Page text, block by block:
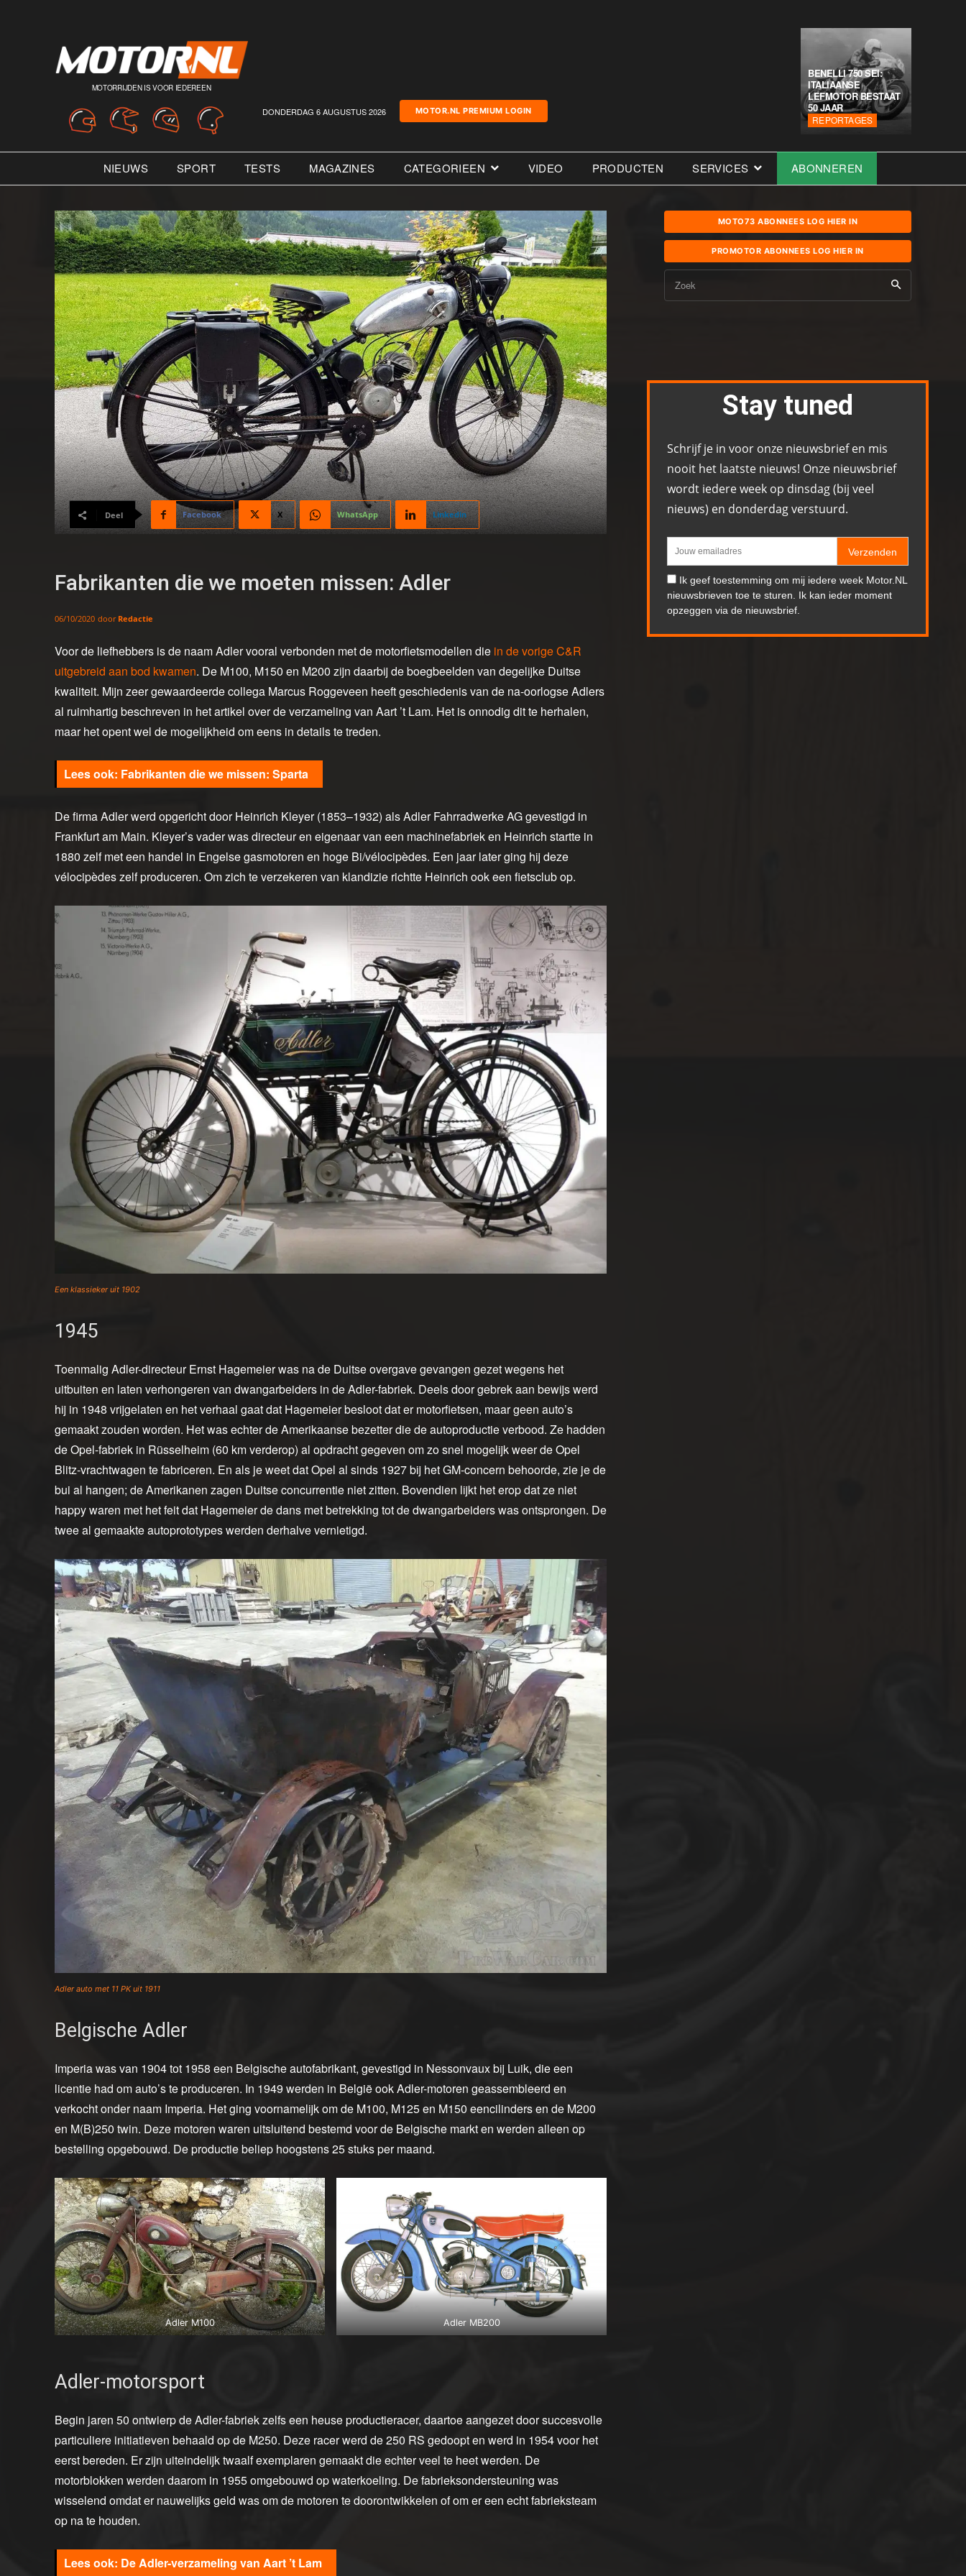
MOTORRIJDEN IS VOOR IEDEREEN
DONDERDAG 6 AUGUSTUS 2026 MOTOR.NL PREMIUM LOGIN
BENELLI 750 SEI:
ITALIAANSE
LEFMOTOR BESTAAT
50 JAAR
REPORTAGES
NIEUWS SPORT TESTS MAGAZINES CATEGORIEEN VIDEO PRODUCTEN SERVICES ABONNEREN
Deel Facebook X WhatsApp Linkedin
Fabrikanten die we moeten missen: Adler
06/10/2020 door Redactie
Voor de liefhebbers is de naam Adler vooral verbonden met de motorfietsmodellen die in de vorige C&R
uitgebreid aan bod kwamen. De M100, M150 en M200 zijn daarbij de boegbeelden van degelijke Duitse
kwaliteit. Mijn zeer gewaardeerde collega Marcus Roggeveen heeft geschiedenis van de na-oorlogse Adlers
al ruimhartig beschreven in het artikel over de verzameling van Aart ’t Lam. Het is onnodig dit te herhalen,
maar het opent wel de mogelijkheid om eens in details te treden.
Fabrikanten die we missen: Sparta
De firma Adler werd opgericht door Heinrich Kleyer (1853–1932) als Adler Fahrradwerke AG gevestigd in
Frankfurt am Main. Kleyer’s vader was directeur en eigenaar van een machinefabriek en Heinrich startte in
1880 zelf met een handel in Engelse gasmotoren en hoge Bi/vélocipèdes. Een jaar later ging hij deze
vélocipèdes zelf produceren. Om zich te verzekeren van klandizie richtte Heinrich ook een fietsclub op.
Een klassieker uit 1902
1945
Toenmalig Adler-directeur Ernst Hagemeier was na de Duitse overgave gevangen gezet wegens het
uitbuiten en laten verhongeren van dwangarbeiders in de Adler-fabriek. Deels door gebrek aan bewijs werd
hij in 1948 vrijgelaten en het verhaal gaat dat Hagemeier besloot dat er motorfietsen, maar geen auto’s
gemaakt zouden worden. Het was echter de Amerikaanse bezetter die de autoproductie verbood. Ze hadden
de Opel-fabriek in Rüsselheim (60 km verderop) al opdracht gegeven om zo snel mogelijk weer de Opel
Blitz-vrachtwagen te fabriceren. En als je weet dat Opel al sinds 1927 bij het GM-concern behoorde, zie je de
bui al hangen; de Amerikanen zagen Duitse concurrentie niet zitten. Bovendien lijkt het erop dat ze niet
happy waren met het feit dat Hagemeier de dans met betrekking tot de dwangarbeiders was ontsprongen. De
twee al gemaakte autoprototypes werden derhalve vernietigd.
Adler auto met 11 PK uit 1911
Belgische Adler
Imperia was van 1904 tot 1958 een Belgische autofabrikant, gevestigd in Nessonvaux bij Luik, die een
licentie had om auto’s te produceren. In 1949 werden in België ook Adler-motoren geassembleerd en
verkocht onder naam Imperia. Het ging voornamelijk om de M100, M125 en M150 eencilinders en de M200
en M(B)250 twin. Deze motoren waren uitsluitend bestemd voor de Belgische markt en werden alleen op
bestelling opgebouwd. De productie beliep hoogstens 25 stuks per maand.
Adler M100 Adler MB200
Adler-motorsport
Begin jaren 50 ontwierp de Adler-fabriek zelfs een heuse productieracer, daartoe aangezet door succesvolle
particuliere initiatieven behaald op de M250. Deze racer werd de 250 RS gedoopt en werd in 1954 voor het
eerst bereden. Er zijn uiteindelijk twaalf exemplaren gemaakt die echter veel te heet werden. De
motorblokken werden daarom in 1955 omgebouwd op waterkoeling. De fabrieksondersteuning was
wisselend omdat er nauwelijks geld was om de motoren te doorontwikkelen of om er een echt fabrieksteam
op na te houden.
De Adler-verzameling van Aart ’t Lam
MOTO73 ABONNEES LOG HIER IN
PROMOTOR ABONNEES LOG HIER IN
Zoek
Stay tuned
Schrijf je in voor onze nieuwsbrief en mis
nooit het laatste nieuws! Onze nieuwsbrief
wordt iedere week op dinsdag (bij veel
nieuws) en donderdag verstuurd.
Verzenden
Ik geef toestemming om mij iedere week Motor.NL
nieuwsbrieven toe te sturen. Ik kan ieder moment
opzeggen via de nieuwsbrief.